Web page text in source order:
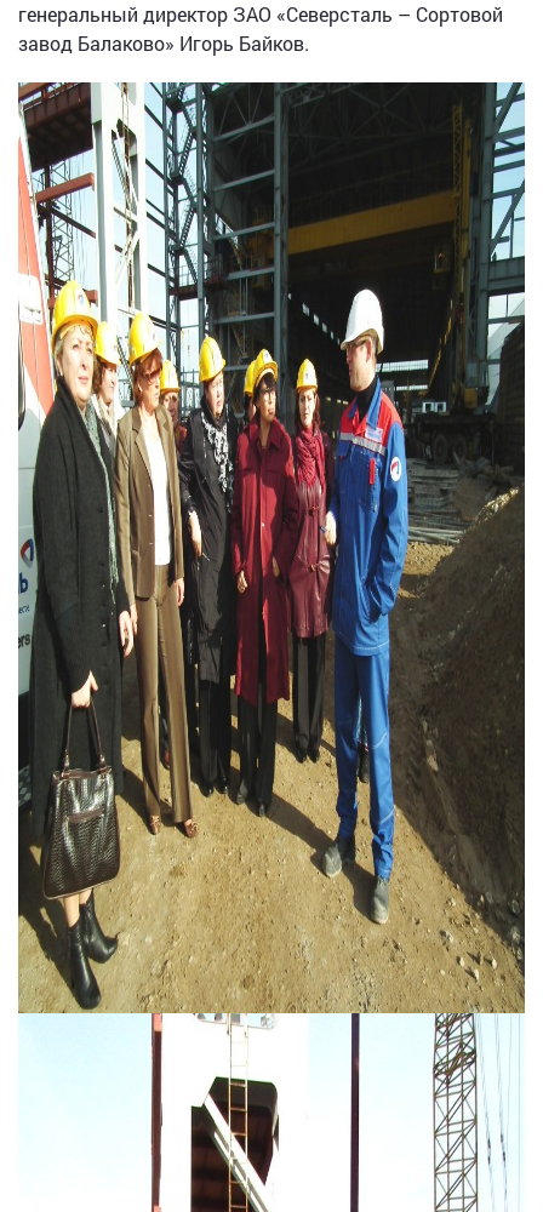
генеральный директор ЗАО «Северсталь – Сортовой
завод Балаково» Игорь Байков.